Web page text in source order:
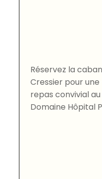
Réservez la
Cressier pour
repas convivial
Domaine Hôpital